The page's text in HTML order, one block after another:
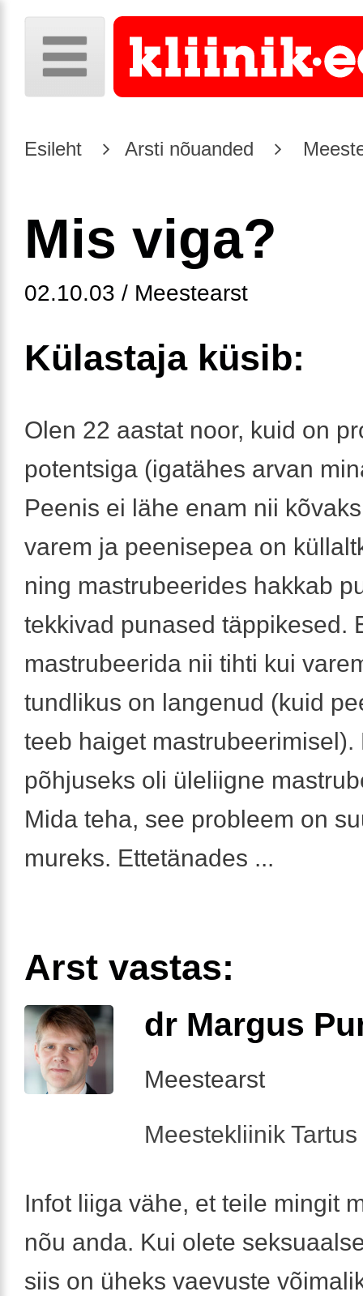
Esileht Arsti nõuanded
Mis viga?
02.10.03 / Meestearst
Külastaja küsib:
Olen 22 aastat noor, kuid on
potentsiga (igatähes arvan
Peenis ei lähe enam nii
varem ja peenisepea on
ning mastrubeerides hakkab
tekkivad punased täppikesed.
mastrubeerida nii tihti kui
tundlikus on langenud (kuid
teeb haiget mastrubeerimisel).
põhjuseks oli üleliigne
Mida teha, see probleem on
mureks. Ettetänades ...
Arst vastas:
dr Margus
Meestearst
Meestekliinik
Infot liiga vähe, et teile mingit
nõu anda. Kui olete
siis on üheks vaevuste